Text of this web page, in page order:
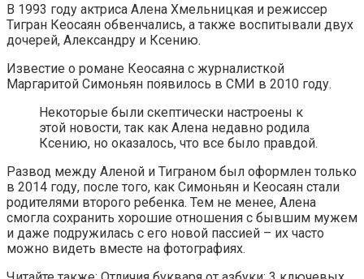
В 1993 году актриса Алена Хмельницкая и режиссер
Тигран Кеосаян обвенчались, а также воспитывали двух
дочерей, Александру и Ксению.
Известие о романе Кеосаяна с журналисткой
Маргаритой Симоньян появилось в СМИ в 2010 году.
Некоторые были скептически настроены к
этой новости, так как Алена недавно родила
Ксению, но оказалось, что все было правдой.
Развод между Аленой и Тиграном был оформлен только
в 2014 году, после того, как Симоньян и Кеосаян стали
родителями второго ребенка. Тем не менее, Алена
смогла сохранить хорошие отношения с бывшим мужем
и даже подружилась с его новой пассией – их часто
можно видеть вместе на фотографиях.